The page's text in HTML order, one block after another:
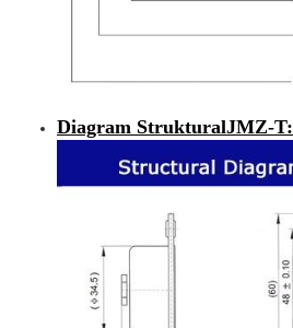
Diagram StrukturalJMZ-T: